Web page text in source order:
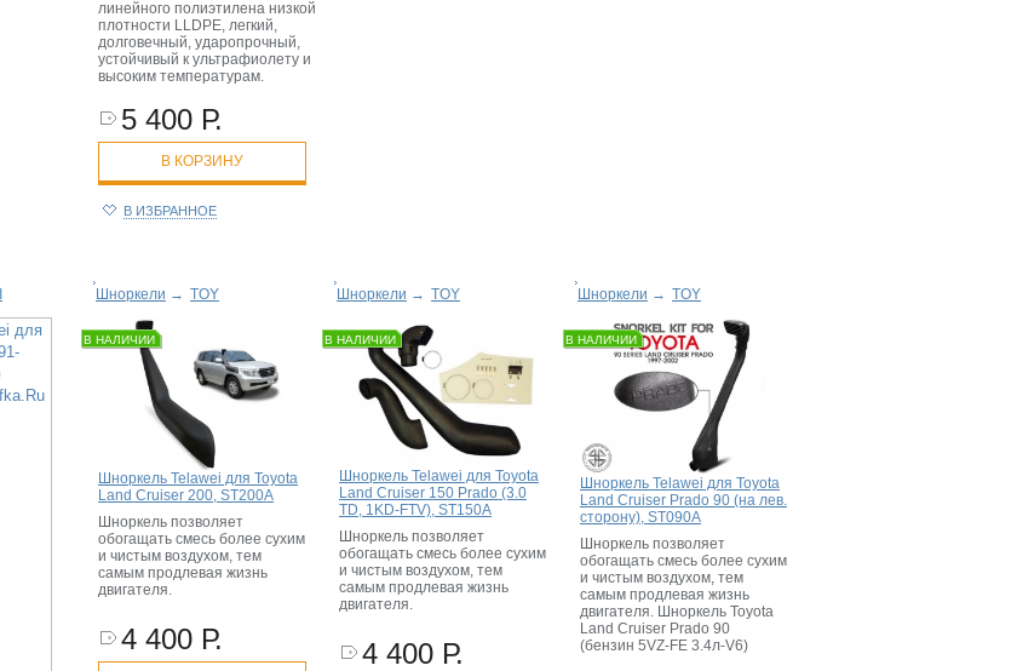
линейного полиэтилена низкой
плотности LLDPE, легкий,
долговечный, ударопрочный,
устойчивый к ультрафиолету и
высоким температурам.
5 400 Р.
В КОРЗИНУ
В ИЗБРАННОЕ
Шноркели → TOY
В НАЛИЧИИ
Шноркель Telawei для Toyota
Land Cruiser 200, ST200A
Шноркель позволяет
обогащать смесь более сухим
и чистым воздухом, тем
самым продлевая жизнь
двигателя.
4 400 Р.
Шноркели → TOY
В НАЛИЧИИ
Шноркель Telawei для Toyota
Land Cruiser 150 Prado (3.0
TD, 1KD-FTV), ST150A
Шноркель позволяет
обогащать смесь более сухим
и чистым воздухом, тем
самым продлевая жизнь
двигателя.
4 400 Р.
Шноркели → TOY
В НАЛИЧИИ
Шноркель Telawei для Toyota
Land Cruiser Prado 90 (на лев.
сторону), ST090A
Шноркель позволяет
обогащать смесь более сухим
и чистым воздухом, тем
самым продлевая жизнь
двигателя. Шноркель Toyota
Land Cruiser Prado 90
(бензин 5VZ-FE 3.4л-V6)